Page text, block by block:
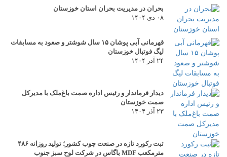
بحران در مدیریت بحران استان خوزستان
۰۸ دی ۱۴۰۴
قهرمانی آبی پوشان ۱۵ سال شوشتر و صعود به مسابقات
لیگ فوتبال خوزستان
۲۴ آذر ۱۴۰۴
دیدار فرماندار و رئیس اداره صمت باغ‌ملک با مدیرکل
صمت خوزستان
۲۳ آذر ۱۴۰۴
ثبت رکورد تازه در صنعت چوب کشور؛ تولید روزانه ۴۸۶
مترمکعب MDF باگاس در شرکت لوح سبز جنوب